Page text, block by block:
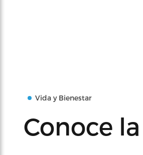
Vida y Bienestar
Conoce